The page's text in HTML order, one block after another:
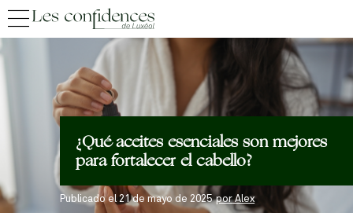
¿Qué aceites esenciales son mejores
para fortalecer el cabello?
Publicado el21 de mayo de 2025 porAlex